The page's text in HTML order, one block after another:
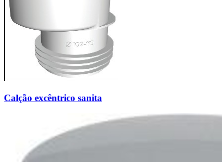
Calção excêntrico sanita